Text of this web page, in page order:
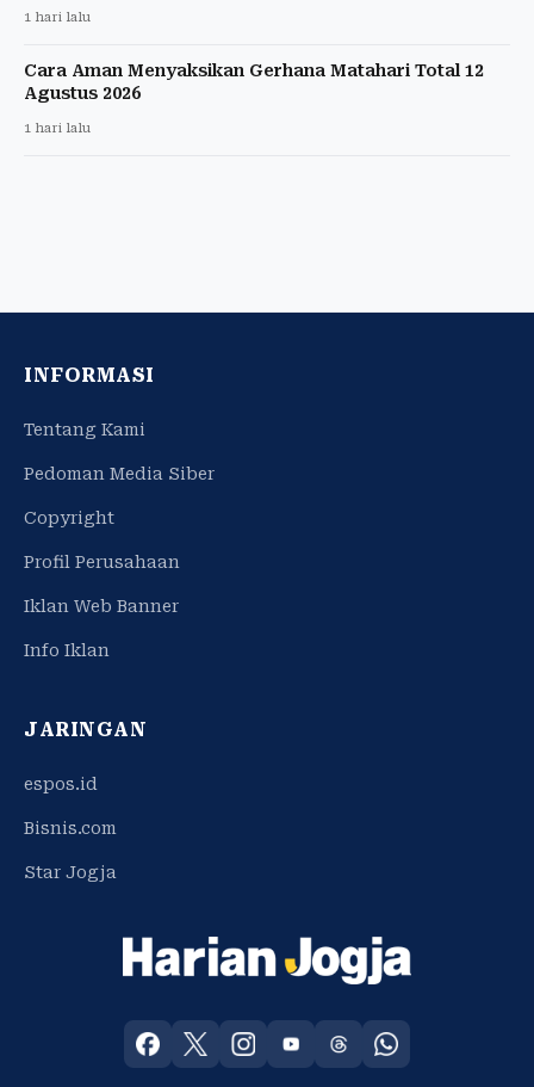
1 hari lalu
Cara Aman Menyaksikan Gerhana Matahari Total 12
Agustus 2026
1 hari lalu
INFORMASI
Tentang Kami
Pedoman Media Siber
Copyright
Profil Perusahaan
Iklan Web Banner
Info Iklan
JARINGAN
espos.id
Bisnis.com
Star Jogja